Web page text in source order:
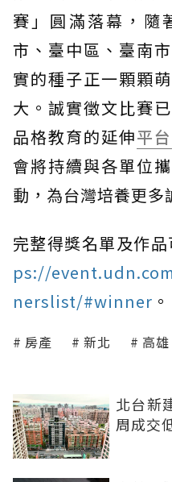
賽」圓滿落幕，隨
市、臺中區、臺南
實的種子正一顆顆
大。誠實徵文比賽
品格教育的延伸平台
會將持續與各單位
動，為台灣培養更多
完整得獎名單及作品
ps://
nerslist/#winner 。
房產 新北 高雄
北台新
周成交